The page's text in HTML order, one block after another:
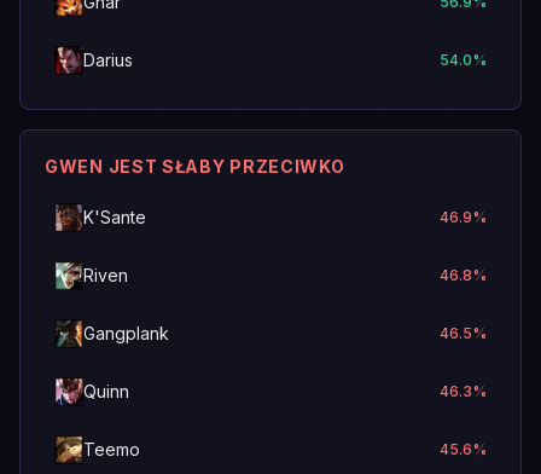
Darius 54.0%
GWEN JEST SŁABY PRZECIWKO
K'Sante 46.9%
Riven 46.8%
Gangplank 46.5%
Quinn 46.3%
Teemo 45.6%